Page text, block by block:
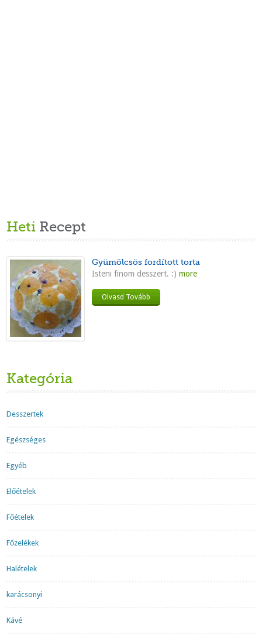
Heti Recept
Gyümölcsös fordított torta
Isteni finom desszert. :) more
Olvasd Tovább
Kategória
Desszertek
Egészséges
Egyéb
Előételek
Főételek
Főzelékek
Halételek
karácsonyi
Kávé